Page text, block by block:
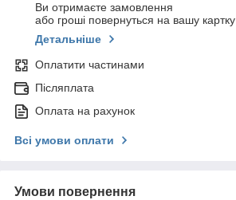
Ви отримаєте замовлення
або гроші повернуться на вашу картку
Детальніше
Оплатити частинами
Післяплата
Оплата на рахунок
Всі умови оплати
Умови повернення